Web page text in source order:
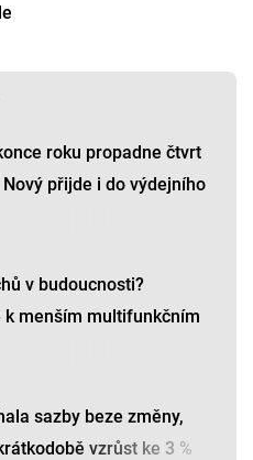
roku propadne čtvrt
přijde i do výdejního
v budoucnosti?
k menším multifunkčním
sazby beze změny,
vzrůst ke 3 %